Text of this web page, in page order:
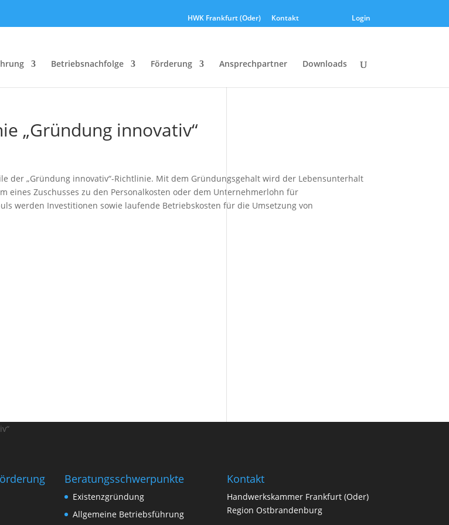
HWK Frankfurt (Oder) Kontakt Login
Betriebsnachfolge Förderung Ansprechpartner Downloads
„Gründung innovativ“
der „Gründung innovativ“-Richtlinie. Mit dem Gründungsgehalt wird der Lebensunterhalt
Zuschusses zu den Personalkosten oder dem Unternehmerlohn für
werden Investitionen sowie laufende Betriebskosten für die Umsetzung von
Beratungsschwerpunkte
Existenzgründung
Allgemeine Betriebsführung
Kontakt
Handwerkskammer Frankfurt (Oder)
Region Ostbrandenburg